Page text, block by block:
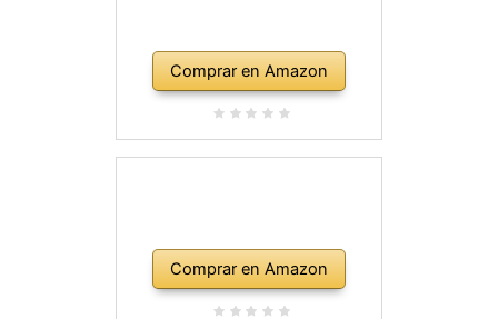
Comprar en Amazon
Comprar en Amazon